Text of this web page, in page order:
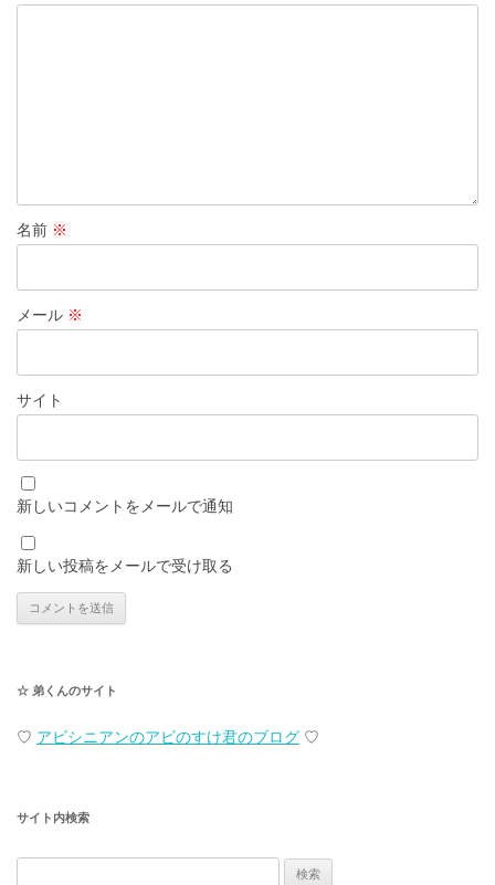
名前 ※
メール ※
サイト
新しいコメントをメールで通知
新しい投稿をメールで受け取る
☆ 弟くんのサイト
♡ アビシニアンのアビのすけ君のブログ ♡
サイト内検索